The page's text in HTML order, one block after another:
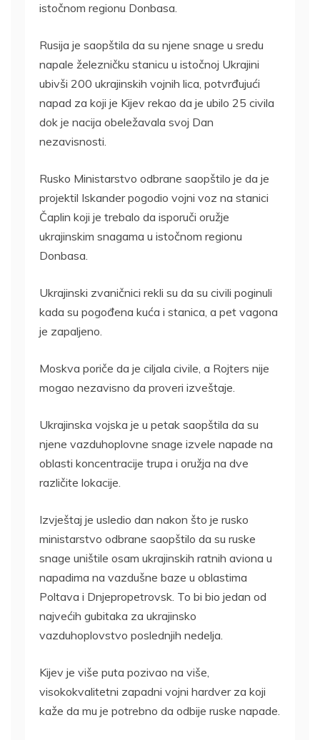
istočnom regionu Donbasa.
Rusija je saopštila da su njene snage u sredu
napale železničku stanicu u istočnoj Ukrajini
ubivši 200 ukrajinskih vojnih lica, potvrđujući
napad za koji je Kijev rekao da je ubilo 25 civila
dok je nacija obeležavala svoj Dan
nezavisnosti.
Rusko Ministarstvo odbrane saopštilo je da je
projektil Iskander pogodio vojni voz na stanici
Čaplin koji je trebalo da isporuči oružje
ukrajinskim snagama u istočnom regionu
Donbasa.
Ukrajinski zvaničnici rekli su da su civili poginuli
kada su pogođena kuća i stanica, a pet vagona
je zapaljeno.
Moskva poriče da je ciljala civile, a Rojters nije
mogao nezavisno da proveri izveštaje.
Ukrajinska vojska je u petak saopštila da su
njene vazduhoplovne snage izvele napade na
oblasti koncentracije trupa i oružja na dve
različite lokacije.
Izvještaj je usledio dan nakon što je rusko
ministarstvo odbrane saopštilo da su ruske
snage uništile osam ukrajinskih ratnih aviona u
napadima na vazdušne baze u oblastima
Poltava i Dnjepropetrovsk. To bi bio jedan od
najvećih gubitaka za ukrajinsko
vazduhoplovstvo poslednjih nedelja.
Kijev je više puta pozivao na više,
visokokvalitetni zapadni vojni hardver za koji
kaže da mu je potrebno da odbije ruske napade.